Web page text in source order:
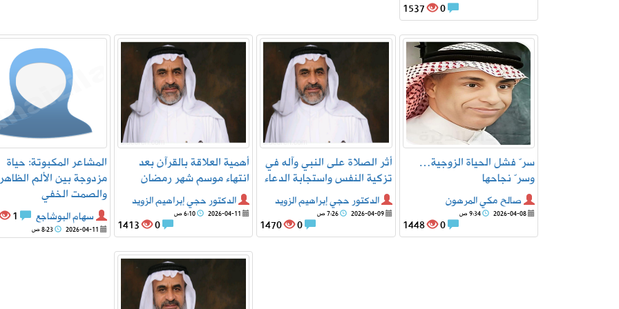
0
1537
المشاعر المكبوتة: حياة
مزدوجة بين الألم الظاهر
والصمت الخفي
سهام البوشاجع
2026-04-11 8:23 ص
أهمية العلاقة بالقرآن بعد
انتهاء موسم شهر رمضان
الدكتور حجي إبراهيم الزويد
2026-04-11 6:10 ص
0
1413
أثر الصلاة على النبي وآله في
تزكية النفس واستجابة الدعاء
الدكتور حجي إبراهيم الزويد
2026-04-09 7:26 ص
0
1470
سرّ فشل الحياة الزوجية…
وسرّ نجاحها
صالح مكي المرهون
2026-04-08 9:34 ص
0
1448